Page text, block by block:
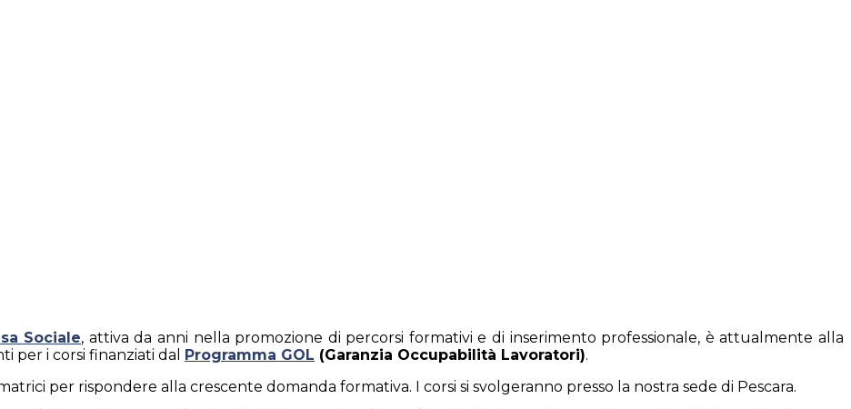
Sociale, attiva da anni nella promozione di percorsi formativi e di inserimento professionale, è attualmente alla
per i corsi finanziati dal
Programma GOL (Garanzia Occupabilità Lavoratori).
per rispondere alla crescente domanda formativa. I corsi si svolgeranno presso la nostra sede di Pescara.